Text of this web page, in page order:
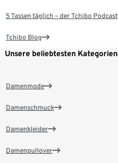
5 Tassen täglich – der Tchibo Podcast
Tchibo Blog
Unsere beliebtesten Kategorien
Damenmode
Damenschmuck
Damenkleider
Damenpullover